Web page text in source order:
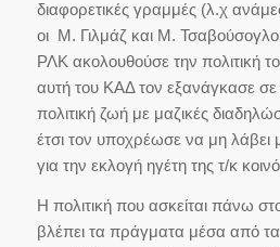
διαφορετικές γραμμές (λ.χ
οι Μ. Γιλμάζ και Μ.
ΡΛΚ ακολουθούσε την πολιτική
αυτή του ΚΑΔ τον εξανάγκασε
πολιτική ζωή με μαζικές
έτσι τον υποχρέωσε να μη
για την εκλογή ηγέτη της τ/κ
Η πολιτική που ασκείται πάνω
βλέπει τα πράγματα μέσα από